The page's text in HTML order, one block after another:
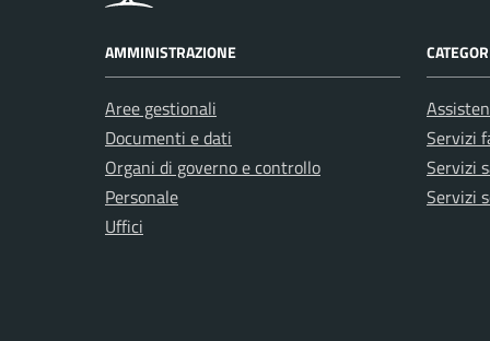
AMMINISTRAZIONE
Aree gestionali
Documenti e dati
Organi di governo e controllo
Personale
Uffici
Servizi
Servizi
Servizi